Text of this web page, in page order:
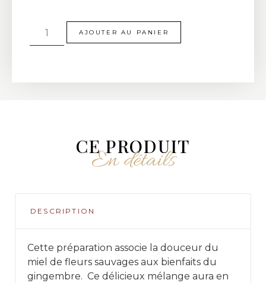
AJOUTER AU PANIER
CE PRODUIT
En détails
DESCRIPTION
Cette préparation associe la douceur du
miel de fleurs sauvages aux bienfaits du
gingembre. Ce délicieux mélange aura en